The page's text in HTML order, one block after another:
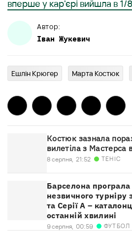
вперше у кар'єрі вийшла в 1/
Автор:
Іван Жукевич
Ешлін Крюгер Марта Костюк
Костюк зазнала
вилетіла з Мастерса
8 серпня, 21:52 ТЕНІС
Барселона програла
незвичного
та Серії А –
останній хвилині
9 серпня, 00:59 ФУТБОЛ